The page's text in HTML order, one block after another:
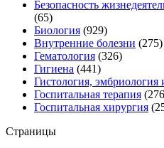
Безопасность
(65)
Биология (929)
Внутренние болезни (275)
Гематология (326)
Гигиена (441)
Гистология, эмбриология
Госпитальная терапия
Госпитальная хирургия
Страницы